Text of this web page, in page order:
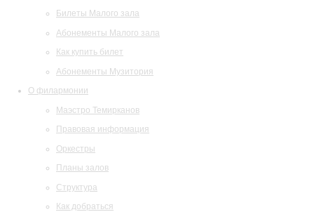
Билеты Малого зала
Абонементы Малого зала
Как купить билет
Абонементы Музитория
О филармонии
Маэстро Темирканов
Правовая информация
Оркестры
Планы залов
Структура
Как добраться